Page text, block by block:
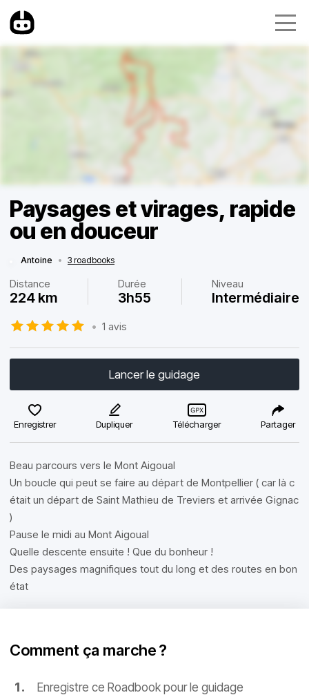
Paysages et virages, rapide
ou en douceur
Antoine • 3 roadbooks
Distance
224 km
Durée
3h55
Niveau
Intermédiaire
• 1 avis
Lancer le guidage
Enregistrer Dupliquer Télécharger Partager
Beau parcours vers le Mont Aigoual
Un boucle qui peut se faire au départ de Montpellier ( car là c
était un départ de Saint Mathieu de Treviers et arrivée Gignac
)
Pause le midi au Mont Aigoual
Quelle descente ensuite ! Que du bonheur !
Des paysages magnifiques tout du long et des routes en bon
état
Comment ça marche ?
Enregistre ce Roadbook pour le guidage